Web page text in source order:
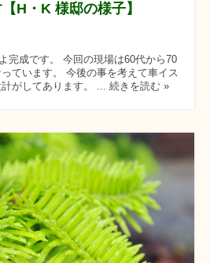
H・K 様邸の様子】
完成です。 今回の現場は60代から70
ています。 今後の事を考えて車イス
がしてあります。 ... 続きを読む »